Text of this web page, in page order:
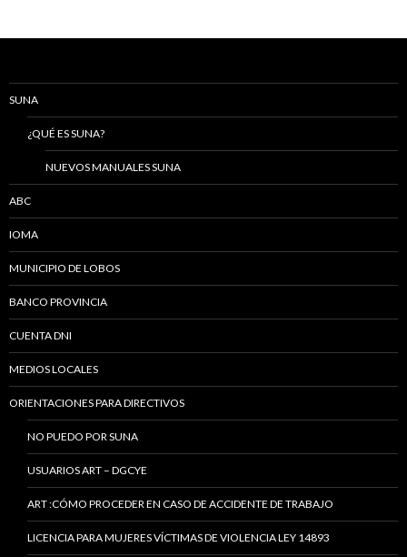
SUNA
¿QUÉ ES SUNA?
NUEVOS MANUALES SUNA
ABC
IOMA
MUNICIPIO DE LOBOS
BANCO PROVINCIA
CUENTA DNI
MEDIOS LOCALES
ORIENTACIONES PARA DIRECTIVOS
NO PUEDO POR SUNA
USUARIOS ART – DGCYE
ART :CÓMO PROCEDER EN CASO DE ACCIDENTE DE TRABAJO
LICENCIA PARA MUJERES VÍCTIMAS DE VIOLENCIA LEY 14893